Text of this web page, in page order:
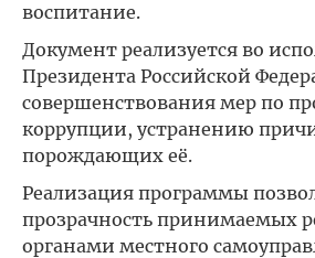
воспитание.
Документ реализуется во
Президента Российской
совершенствования мер по
коррупции, устранению
порождающих её.
Реализация программы
прозрачность принимаемых
органами местного